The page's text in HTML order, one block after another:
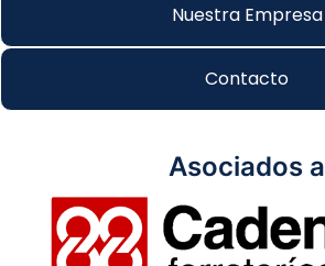
Nuestra Empresa
Contacto
Asociados a